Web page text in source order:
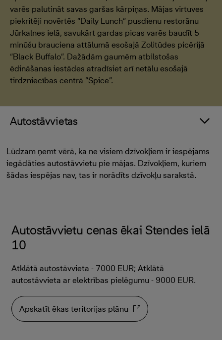
varēs palutināt savas garšas kārpiņas. Mājas virtuves
piekritēji novērtēs “Daily Lunch” pusdienu restorānu
Jūrkalnes ielā, savukārt gardas picas varēs baudīt 5
minūšu brauciena attālumā esošajā Zolitūdes picērijā
“Black Buffalo”. Dažādām gaumēm atbilstošas
ēdināšanas iestādes atradīsiet arī netālu esošajā
tirdzniecības centrā “Spice”.
Autostāvvietas
Lūdzam ņemt vērā, ka ne visiem dzīvokļiem ir iespējams
iegādāties autostāvvietu pie mājas. Dzīvokļiem, kuriem
šādas iespējas nav, tas ir norādīts dzīvokļu sarakstā.
Autostāvvietu cenas ēkai Stendes ielā
10
Atklātā autostāvvieta - 7000 EUR; Atklātā
autostāvvieta ar elektrības pielēgumu - 9000 EUR.
Apskatīt ēkas teritorijas plānu